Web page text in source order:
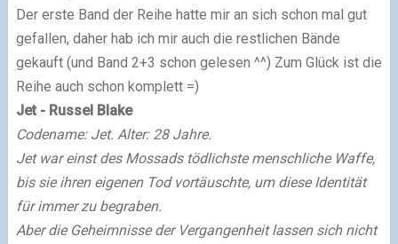
Der erste Band der Reihe hatte mir an sich schon mal gut
gefallen, daher hab ich mir auch die restlichen Bände
gekauft (und Band 2+3 schon gelesen ^^) Zum Glück ist die
Reihe auch schon komplett =)
Jet- Russel Blake
Codename: Jet. Alter: 28 Jahre.
Jet war einst des Mossads tödlichste menschliche Waffe,
bis sie ihren eigenen Tod vortäuschte, um diese Identität
für immer zu begraben.
Aber die Geheimnisse der Vergangenheit lassen sich nicht